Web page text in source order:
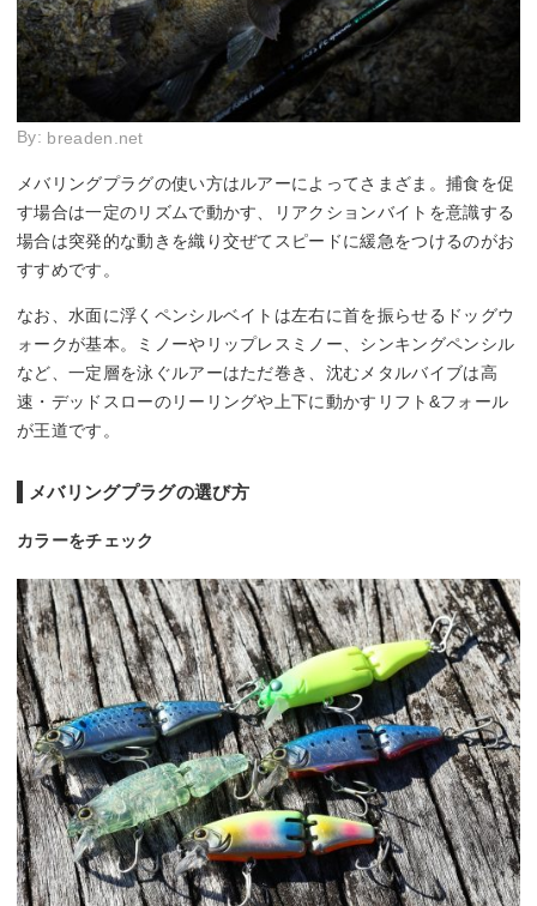
By: breaden.net
メバリングプラグの使い方はルアーによってさまざま。捕食を促
す場合は一定のリズムで動かす、リアクションバイトを意識する
場合は突発的な動きを織り交ぜてスピードに緩急をつけるのがお
すすめです。
なお、水面に浮くペンシルベイトは左右に首を振らせるドッグウ
ォークが基本。ミノーやリップレスミノー、シンキングペンシル
など、一定層を泳ぐルアーはただ巻き、沈むメタルバイブは高
速・デッドスローのリーリングや上下に動かすリフト&フォール
が王道です。
メバリングプラグの選び方
カラーをチェック